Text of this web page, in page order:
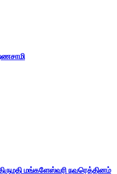
மங்களேஸ்வரி நவரெத்தினம்